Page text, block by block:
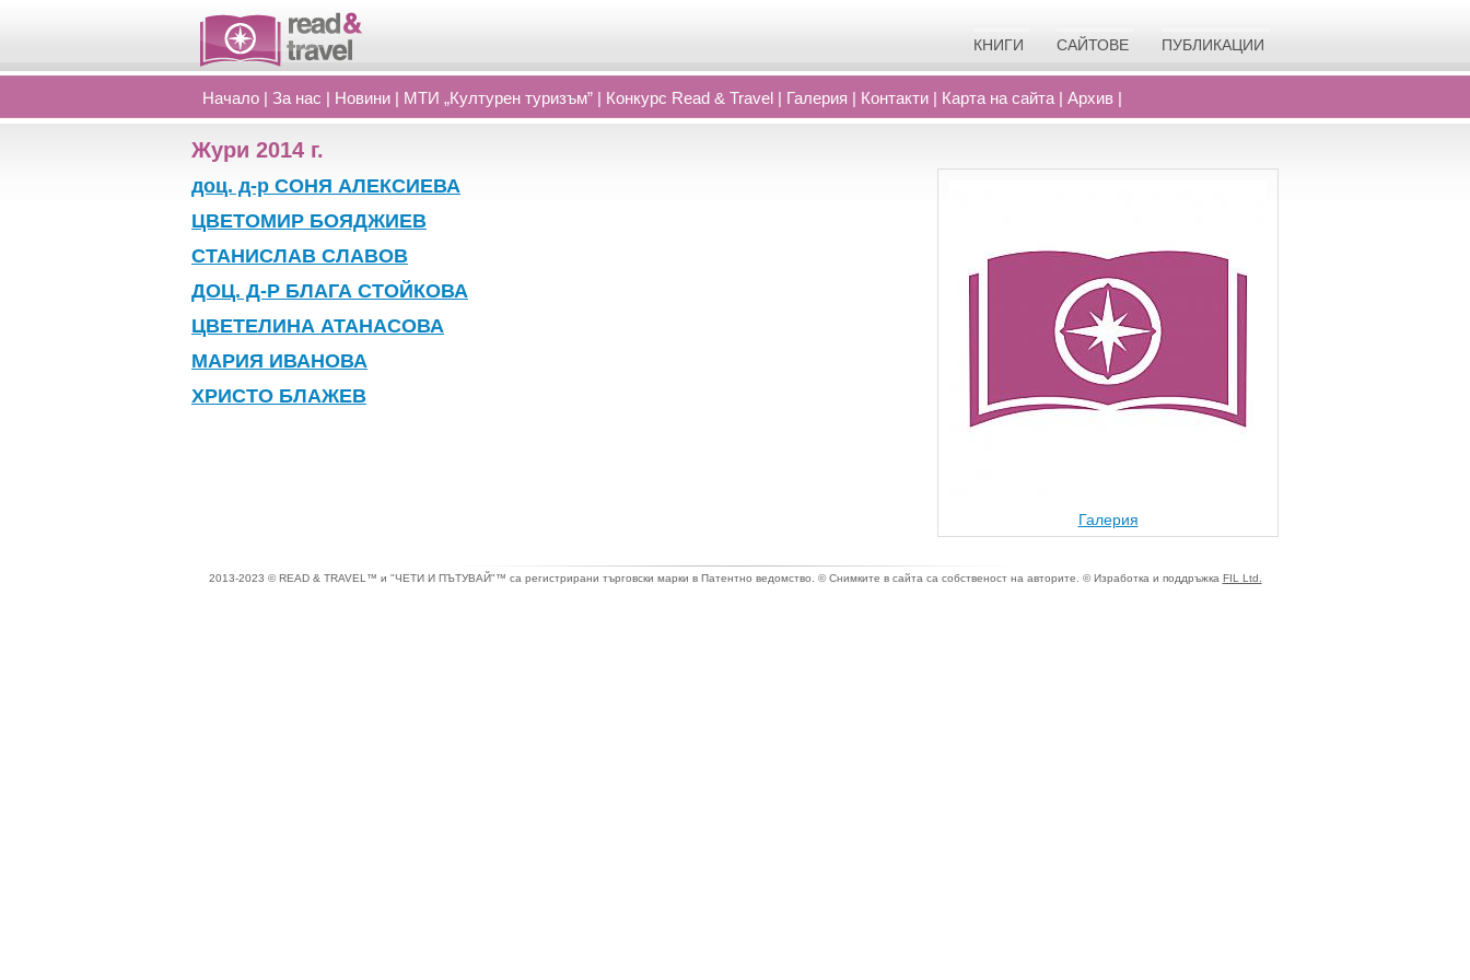
КНИГИ САЙТОВЕ ПУБЛИКАЦИИ
Начало | За нас | Новини | МТИ „Културен туризъм” | Конкурс Read & Travel | Галерия | Контакти | Карта на сайта | Архив |
Жури 2014 г.
Галерия
доц. д-р СОНЯ АЛЕКСИЕВА
ЦВЕТОМИР БОЯДЖИЕВ
СТАНИСЛАВ СЛАВОВ
ДОЦ. Д-Р БЛАГА СТОЙКОВА
ЦВЕТЕЛИНА АТАНАСОВА
МАРИЯ ИВАНОВА
ХРИСТО БЛАЖЕВ
2013-2023 © READ & TRAVEL™ и "ЧЕТИ И ПЪТУВАЙ"™ са регистрирани търговски марки в Патентно ведомство. © Снимките в сайта са собственост на авторите. © Изработка и поддръжка FIL Ltd.